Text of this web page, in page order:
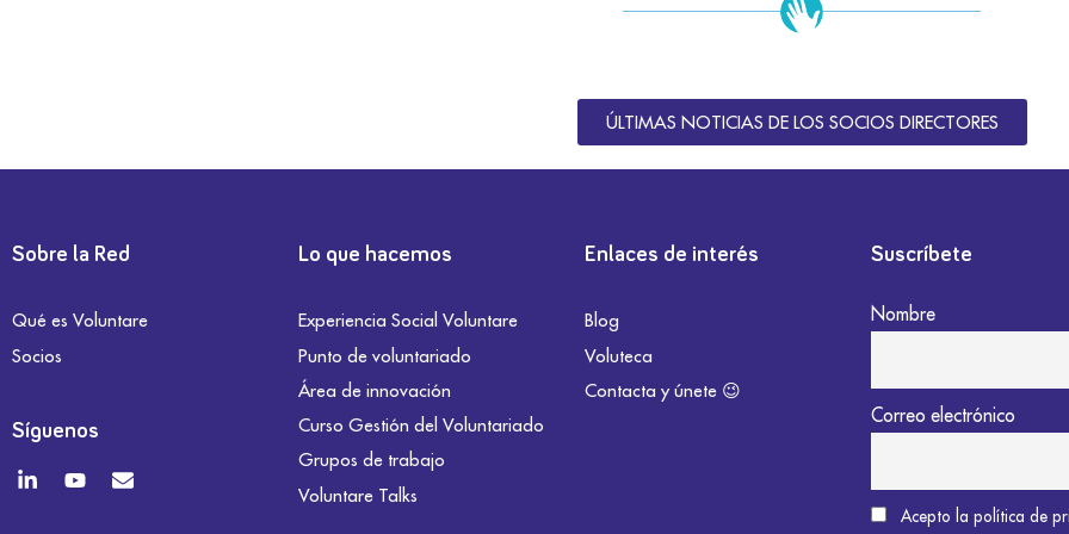
ÚLTIMAS NOTICIAS DE LOS SOCIOS DIRECTORES
Sobre la Red
Qué es Voluntare
Socios
Síguenos
Lo que hacemos
Experiencia Social Voluntare
Punto de voluntariado
Área de innovación
Curso Gestión del Voluntariado
Grupos de trabajo
Voluntare Talks
Enlaces de interés
Blog
Voluteca
Contacta y únete 😉
Suscríbete
Nombre
Correo electrónico
Acepto la política de